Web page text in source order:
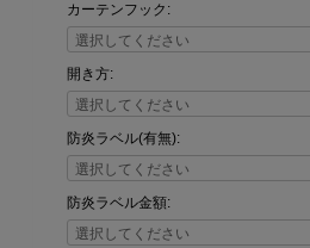
カーテンフック:
開き方:
防炎ラベル(有無):
防炎ラベル金額: